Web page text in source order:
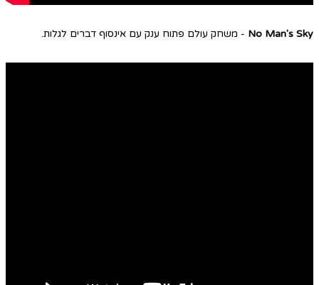
No Man's Sky - משחק עולם פתוח ענק עם אינסוף דברים לגלות.